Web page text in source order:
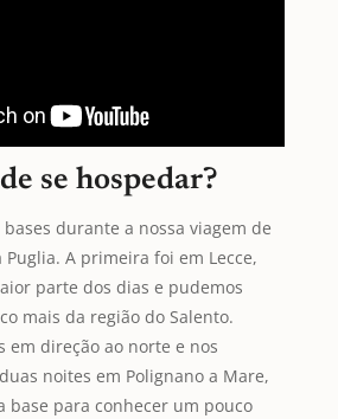
se hospedar?
durante a nossa viagem de
A primeira foi em Lecce,
parte dos dias e pudemos
mais da região do Salento.
em direção ao norte e nos
noites em Polignano a Mare,
base para conhecer um pouco